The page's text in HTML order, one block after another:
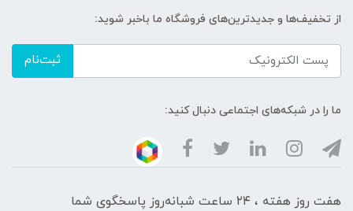
از تخفیف‌ها و جدیدترین‌های فروشگاه ما باخبر شوید:
ثبت‌نام
ما را در شبکه‌های اجتماعی دنبال کنید:
هفت روز هفته ، ۲۴ ساعت شبانه‌روز پاسخگوی شما